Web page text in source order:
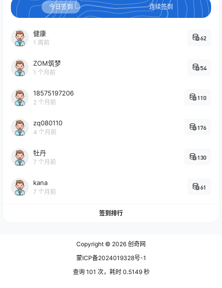
今日签到 连续签到
健康
1 周前
62
ZOM筑梦
1 个月前
54
18575197206
2 个月前
110
zq080110
4 个月前
176
牡丹
7 个月前
130
kana
7 个月前
61
签到排行
Copyright © 2026 创奇网
蒙ICP备2024019328号-1
查询 101 次，耗时 0.5149 秒